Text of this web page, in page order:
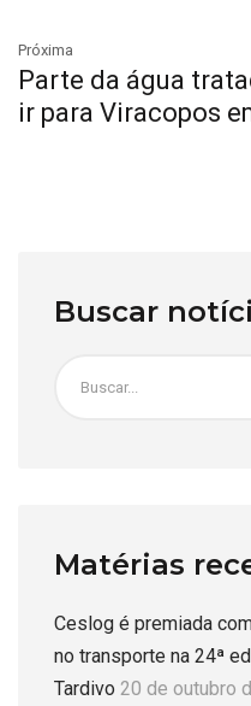
Próxima
Parte da água
ir para Viracopos
Buscar
Matérias
Ceslog é premiada
no transporte na 24ª
Tardivo 20 de outubro